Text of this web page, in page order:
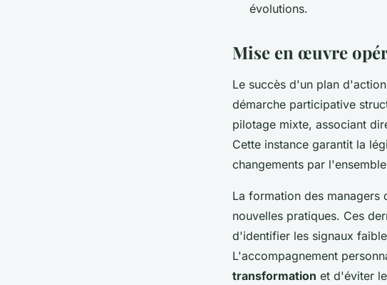
évolutions.
Mise en œuvre
Le succès d'un plan
démarche participative
pilotage mixte, associant
Cette instance garantit la
changements par
La formation des managers
nouvelles pratiques. Ces
d'identifier les signaux
L'accompagnement
transformation et d'éviter